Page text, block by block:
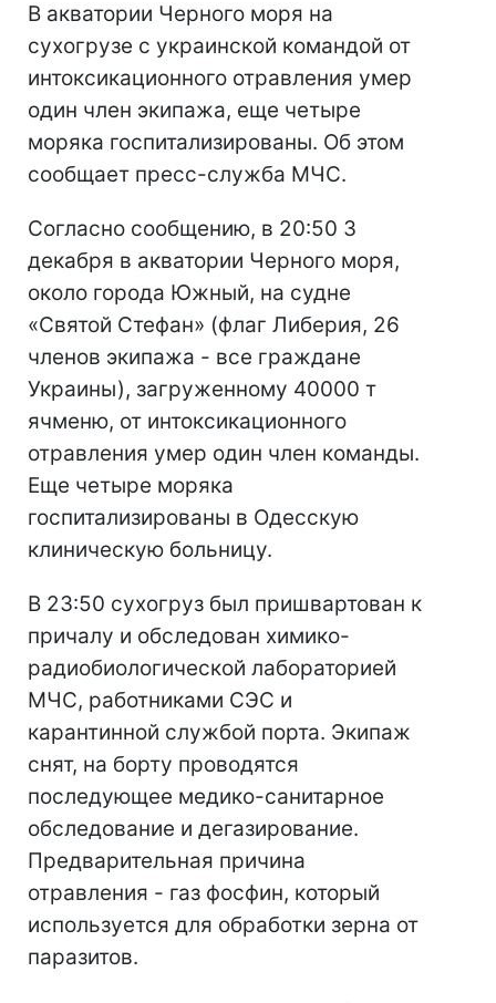
В акватории Черного моря на
сухогрузе с украинской командой от
интоксикационного отравления умер
один член экипажа, еще четыре
моряка госпитализированы. Об этом
сообщает пресс-служба МЧС.
Согласно сообщению, в 20:50 3
декабря в акватории Черного моря,
около города Южный, на судне
«Святой Стефан» (флаг Либерия, 26
членов экипажа - все граждане
Украины), загруженному 40000 т
ячменю, от интоксикационного
отравления умер один член команды.
Еще четыре моряка
госпитализированы в Одесскую
клиническую больницу.
В 23:50 сухогруз был пришвартован к
причалу и обследован химико-
радиобиологической лабораторией
МЧС, работниками СЭС и
карантинной службой порта. Экипаж
снят, на борту проводятся
последующее медико-санитарное
обследование и дегазирование.
Предварительная причина
отравления - газ фосфин, который
используется для обработки зерна от
паразитов.